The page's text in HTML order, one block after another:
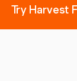
Try Harvest